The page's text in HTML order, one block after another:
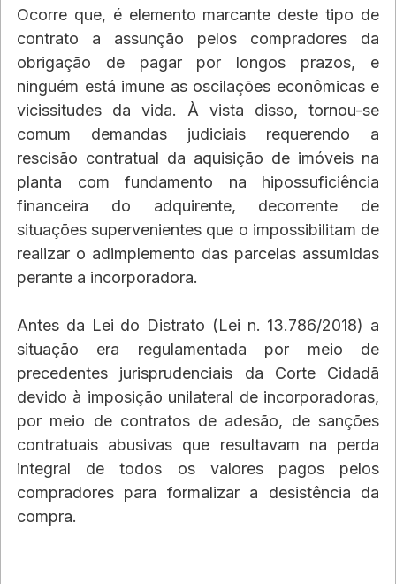
Ocorre que, é elemento marcante deste tipo de
contrato a assunção pelos compradores da
obrigação de pagar por longos prazos, e
ninguém está imune as oscilações econômicas e
vicissitudes da vida. À vista disso, tornou-se
comum demandas judiciais requerendo a
rescisão contratual da aquisição de imóveis na
planta com fundamento na hipossuficiência
financeira do adquirente, decorrente de
situações supervenientes que o impossibilitam de
realizar o adimplemento das parcelas assumidas
perante a incorporadora.
Antes da Lei do Distrato (Lei n. 13.786/2018) a
situação era regulamentada por meio de
precedentes jurisprudenciais da Corte Cidadã
devido à imposição unilateral de incorporadoras,
por meio de contratos de adesão, de sanções
contratuais abusivas que resultavam na perda
integral de todos os valores pagos pelos
compradores para formalizar a desistência da
compra.